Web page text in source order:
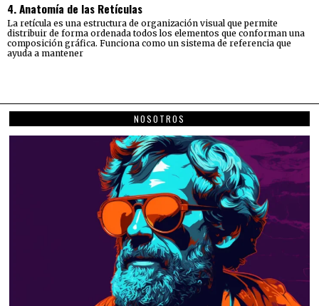
4. Anatomía de las Retículas
La retícula es una estructura de organización visual que permite
distribuir de forma ordenada todos los elementos que conforman una
composición gráfica. Funciona como un sistema de referencia que
ayuda a mantener
NOSOTROS